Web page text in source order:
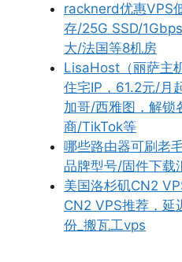
racknerd优惠VPS
存/25G SSD/
大/法国等8机房
LisaHost（丽萨主
住宅IP，61.2元/月
加哥/西雅图，解锁
商/TikTok等
哪些路由器可刷老
品牌型号/固件下载
美国洛杉矶CN2
CN2 VPS推荐，延
份_搬瓦工vps